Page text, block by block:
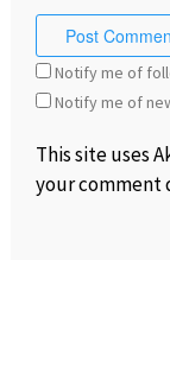
Notify me of
Notify me of
This site uses
your comment